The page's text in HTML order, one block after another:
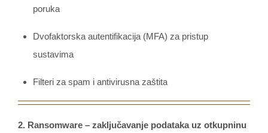
poruka
Dvofaktorska autentifikacija (MFA) za pristup
sustavima
Filteri za spam i antivirusna zaštita
2. Ransomware – zaključavanje podataka uz otkupninu